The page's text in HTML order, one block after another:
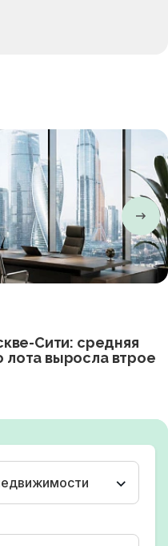
Сити: средняя
выросла втрое